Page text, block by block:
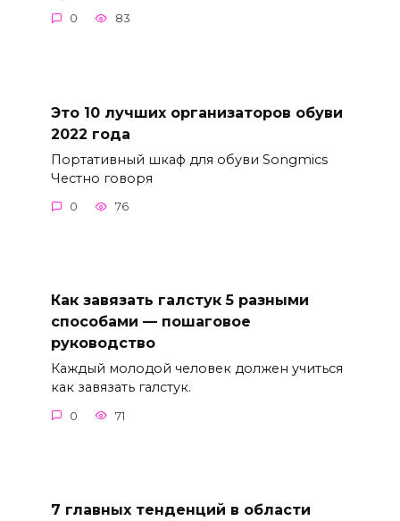
0 83
Это 10 лучших организаторов обуви
2022 года
Портативный шкаф для обуви Songmics
Честно говоря
0 76
Как завязать галстук 5 разными
способами — пошаговое
руководство
Каждый молодой человек должен учиться
как завязать галстук.
0 71
7 главных тенденций в области